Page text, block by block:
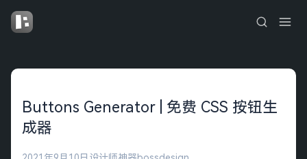
Buttons Generator | 免费 CSS 按钮生
成器